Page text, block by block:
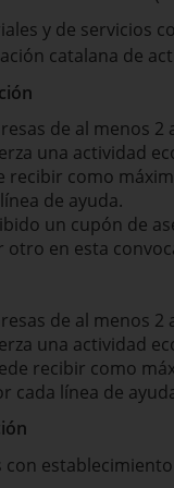
y de servicios
catalana de
de al menos
una actividad
recibir como
de ayuda.
un cupón de
en esta
de al menos
una actividad
recibir como
cada línea de